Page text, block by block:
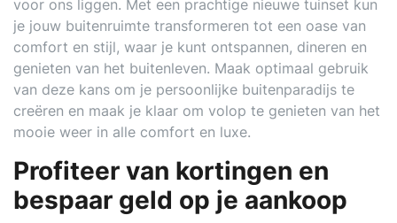
voor ons liggen. Met een prachtige nieuwe tuinset kun
je jouw buitenruimte transformeren tot een oase van
comfort en stijl, waar je kunt ontspannen, dineren en
genieten van het buitenleven. Maak optimaal gebruik
van deze kans om je persoonlijke buitenparadijs te
creëren en maak je klaar om volop te genieten van het
mooie weer in alle comfort en luxe.
Profiteer van kortingen en
bespaar geld op je aankoop